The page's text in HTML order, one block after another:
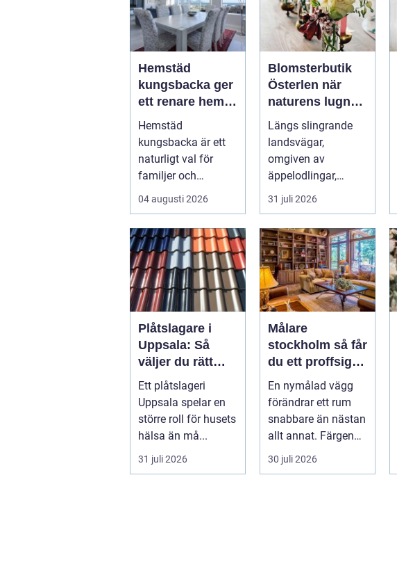
Hemstäd
kungsbacka ger
ett renare hem
och en lugnare
vardag
Hemstäd
kungsbacka är ett
naturligt val för
familjer och
yrkesverksamma
som vill ha ett rent
hem uta...
04 augusti 2026
Blomsterbutik
Österlen när
naturens lugn
möter kreativt
hantverk
Längs slingrande
landsvägar,
omgiven av
äppelodlingar,
rågfält och
havsvindar, har
blomsterhantverke...
31 juli 2026
Plåtslagare i
Uppsala: Så
väljer du rätt
hantverkare för
tak och fasad
Ett plåtslageri
Uppsala spelar en
större roll för husets
hälsa än må...
31 juli 2026
Målare
stockholm så får
du ett proffsigt
resultat hemma
En nymålad vägg
förändrar ett rum
snabbare än nästan
allt annat. Färgen
påverkar hur vi
upplever lju...
30 juli 2026